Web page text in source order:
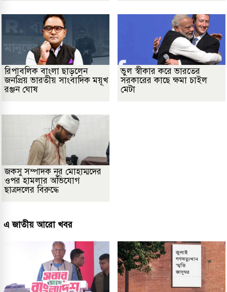
রিপাবলিক বাংলা ছাড়লেন
জনপ্রিয় ভারতীয় সাংবাদিক ময়ূখ
রঞ্জন ঘোষ
ভুল স্বীকার করে ভারতের
সরকারের কাছে ক্ষমা চাইল
মেটা
জকসু সম্পাদক নূর মোহাম্মদের
ওপর হামলার অভিযোগ
ছাত্রদলের বিরুদ্ধে
এ জাতীয় আরো খবর